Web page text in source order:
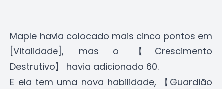
Maple havia colocado mais cinco pontos em
[Vitalidade], mas o 【Crescimento
Destrutivo】 havia adicionado 60.
E ela tem uma nova habilidade, 【Guardião